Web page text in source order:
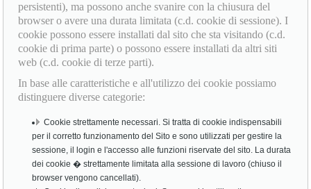
persistenti), ma possono anche svanire con la chiusura del
browser o avere una durata limitata (c.d. cookie di sessione). I
cookie possono essere installati dal sito che sta visitando (c.d.
cookie di prima parte) o possono essere installati da altri siti
web (c.d. cookie di terze parti).
In base alle caratteristiche e all'utilizzo dei cookie possiamo
distinguere diverse categorie:
Cookie strettamente necessari. Si tratta di cookie indispensabili
per il corretto funzionamento del Sito e sono utilizzati per gestire la
sessione, il login e l'accesso alle funzioni riservate del sito. La durata
dei cookie � strettamente limitata alla sessione di lavoro (chiuso il
browser vengono cancellati).